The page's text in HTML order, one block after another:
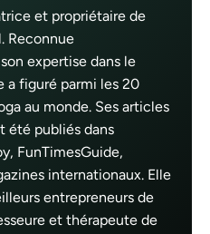
et propriétaire de
Reconnue
expertise dans le
a figuré parmi les 20
au monde. Ses articles
été publiés dans
FunTimesGuide,
internationaux. Elle
entrepreneurs de
et thérapeute de